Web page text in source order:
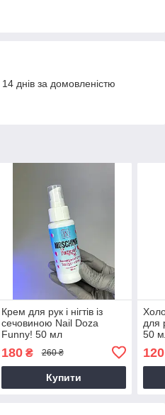
днів за домовленістю
Крем для рук і нігтів із
сечовиною Nail Doza
Funny! 50 мл
180₴ 260 ₴
Купити
для
50
120